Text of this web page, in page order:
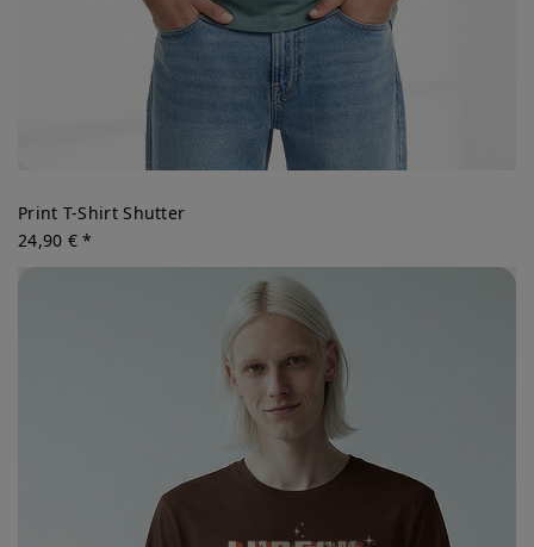
Print T-Shirt Shutter
24,90 € *